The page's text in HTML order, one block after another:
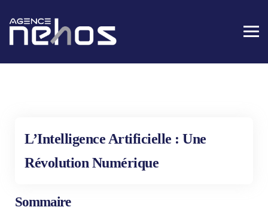
L’Intelligence Artificielle : Une
Révolution Numérique
Sommaire